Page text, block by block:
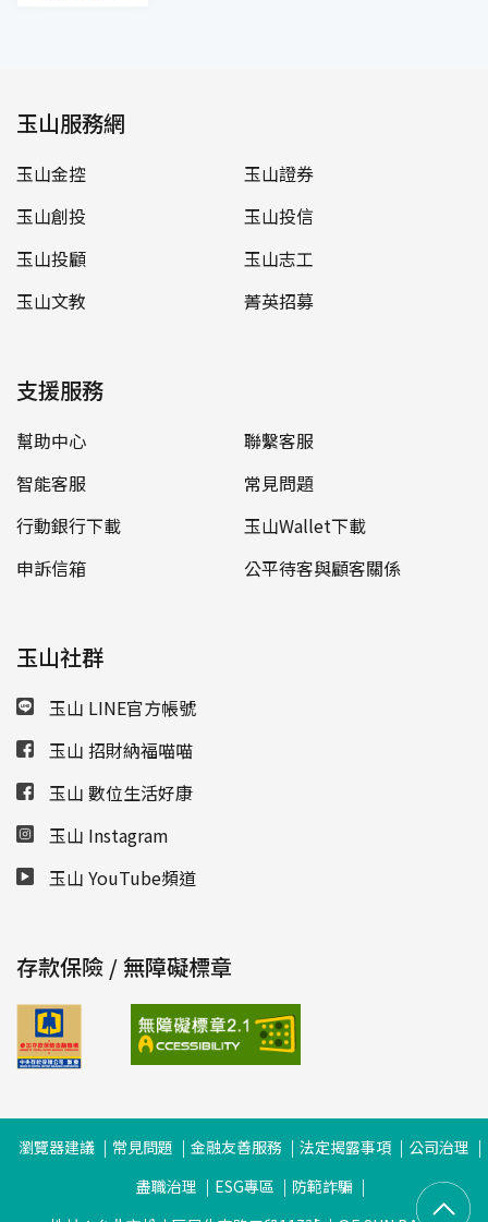
玉山服務網
玉山金控
玉山證券
玉山創投
玉山投信
玉山投顧
玉山志工
玉山文教
菁英招募
支援服務
幫助中心
聯繫客服
智能客服
常見問題
行動銀行下載
玉山Wallet下載
申訴信箱
公平待客與顧客關係
玉山社群
玉山 LINE官方帳號
玉山 招財納福喵喵
玉山 數位生活好康
玉山 Instagram
玉山 YouTube頻道
存款保險 / 無障礙標章
瀏覽器建議 常見問題 金融友善服務 法定揭露事項
公司治理
盡職治理
ESG專區
防範詐騙